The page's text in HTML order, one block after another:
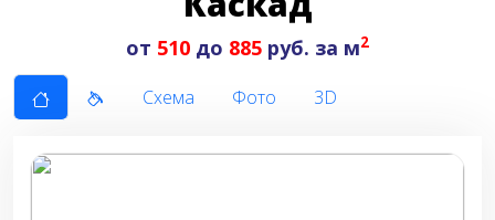
от 510 до 885 руб. за м2
Схема Фото 3D